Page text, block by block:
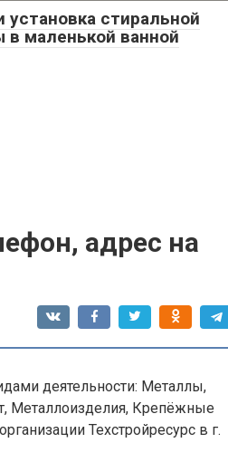
установка стиральной
маленькой ванной
адрес на
деятельности: Металлы,
Металлоизделия, Крепёжные
Техстройресурс в г.